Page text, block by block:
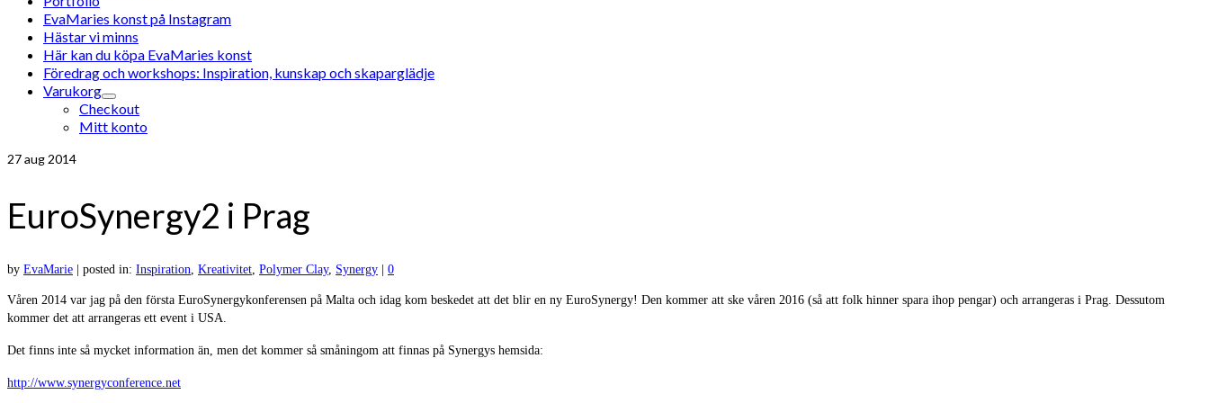
EvaMaries konst på Instagram
Hästar vi minns
Här kan du köpa EvaMaries konst
Föredrag och workshops: Inspiration, kunskap och skaparglädje
Varukorg
Checkout
Mitt konto
27aug 2014
EuroSynergy2 i Prag
by EvaMarie posted in: Inspiration, Kreativitet, Polymer Clay, Synergy 0
Våren 2014 var jag på den första EuroSynergykonferensen på Malta och idag kom beskedet att det blir en ny EuroSynergy! Den kommer att ske våren 2016 (så att folk hinner spara ihop pengar) och arrangeras i Prag. Dessutom
kommer det att arrangeras ett event i USA.
Det finns inte så mycket information än, men det kommer så småningom att finnas på Synergys hemsida:
http://www.synergyconference.net